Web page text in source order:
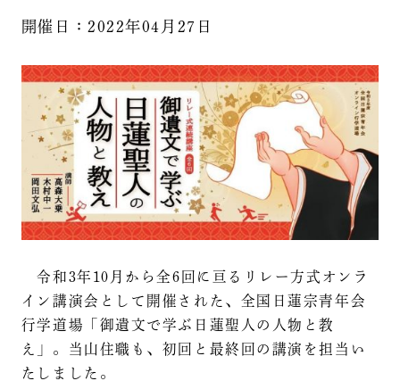
開催日：2022年04月27日
令和3年10月から全6回に亘るリレー方式オンラ
イン講演会として開催された、全国日蓮宗青年会
行学道場「御遺文で学ぶ日蓮聖人の人物と教
え」。当山住職も、初回と最終回の講演を担当い
たしました。